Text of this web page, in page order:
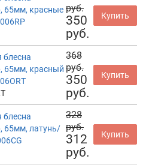
65мм, красные руб.
350
руб.
Купить
65мм, красный
368
руб.
350
руб.
Купить
65мм, латунь/
328
руб.
312
руб.
Купить